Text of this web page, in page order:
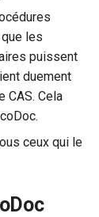
les
puissent
duement
CAS. Cela
ceux qui le